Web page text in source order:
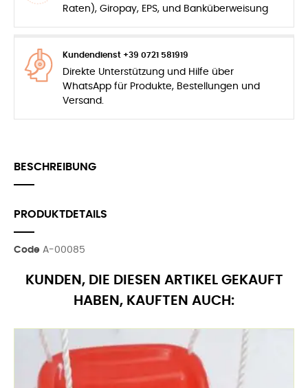
Raten), Giropay, EPS, und Banküberweisung
Kundendienst +39 0721 581919
Direkte Unterstützung und Hilfe über
WhatsApp für Produkte, Bestellungen und
Versand.
BESCHREIBUNG
PRODUKTDETAILS
Code A-00085
KUNDEN, DIE DIESEN ARTIKEL GEKAUFT
HABEN, KAUFTEN AUCH: